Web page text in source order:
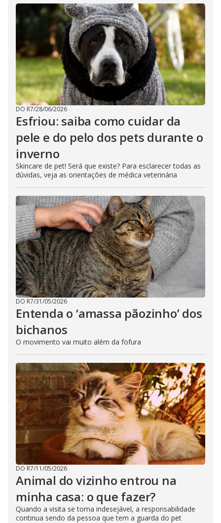
DO R7/28/06/2026
Esfriou: saiba como cuidar da
pele e do pelo dos pets durante o
inverno
Skincare de pet! Será que existe? Para esclarecer todas as
dúvidas, veja as orientações de médica veterinária
DO R7/31/05/2026
Entenda o ‘amassa pãozinho’ dos
bichanos
O movimento vai muito além da fofura
DO R7/11/05/2026
Animal do vizinho entrou na
minha casa: o que fazer?
Quando a visita se torna indesejável, a responsabilidade
continua sendo da pessoa que tem a guarda do pet